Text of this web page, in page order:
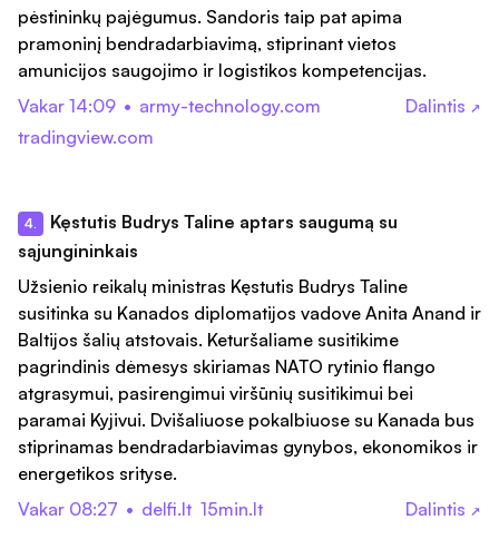
pėstininkų pajėgumus. Sandoris taip pat apima
pramoninį bendradarbiavimą, stiprinant vietos
amunicijos saugojimo ir logistikos kompetencijas.
Vakar 14:09 • army-technology.com
tradingview.com
Dalintis ↗
4.
Kęstutis Budrys Taline aptars saugumą su
sąjungininkais
Užsienio reikalų ministras Kęstutis Budrys Taline
susitinka su Kanados diplomatijos vadove Anita Anand ir
Baltijos šalių atstovais. Keturšaliame susitikime
pagrindinis dėmesys skiriamas NATO rytinio flango
atgrasymui, pasirengimui viršūnių susitikimui bei
paramai Kyjivui. Dvišaliuose pokalbiuose su Kanada bus
stiprinamas bendradarbiavimas gynybos, ekonomikos ir
energetikos srityse.
Vakar 08:27 • delfi.lt 15min.lt Dalintis ↗